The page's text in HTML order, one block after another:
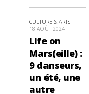
CULTURE & ARTS
18 AOÛT 2024
Life on
Mars(eille) :
9 danseurs,
un été, une
autre